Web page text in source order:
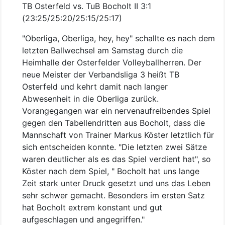
TB Osterfeld vs. TuB Bocholt II 3:1
(23:25/25:20/25:15/25:17)
"Oberliga, Oberliga, hey, hey" schallte es nach dem
letzten Ballwechsel am Samstag durch die
Heimhalle der Osterfelder Volleyballherren. Der
neue Meister der Verbandsliga 3 heißt TB
Osterfeld und kehrt damit nach langer
Abwesenheit in die Oberliga zurück.
Vorangegangen war ein nervenaufreibendes Spiel
gegen den Tabellendritten aus Bocholt, dass die
Mannschaft von Trainer Markus Köster letztlich für
sich entscheiden konnte. "Die letzten zwei Sätze
waren deutlicher als es das Spiel verdient hat", so
Köster nach dem Spiel, " Bocholt hat uns lange
Zeit stark unter Druck gesetzt und uns das Leben
sehr schwer gemacht. Besonders im ersten Satz
hat Bocholt extrem konstant und gut
aufgeschlagen und angegriffen."